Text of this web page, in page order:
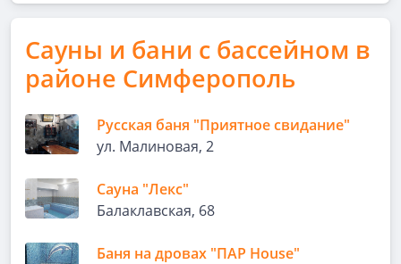
Сауны и бани с бассейном в
районе Симферополь
Русская баня "Приятное свидание"
ул. Малиновая, 2
Сауна "Лекс"
Балаклавская, 68
Баня на дровах "ПАР House"